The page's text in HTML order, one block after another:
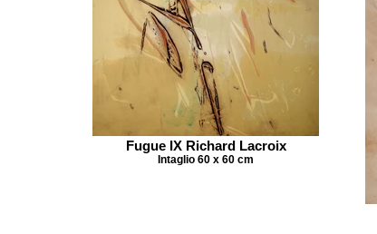
Fugue IX Richard Lacroix
Intaglio 60 x 60 cm